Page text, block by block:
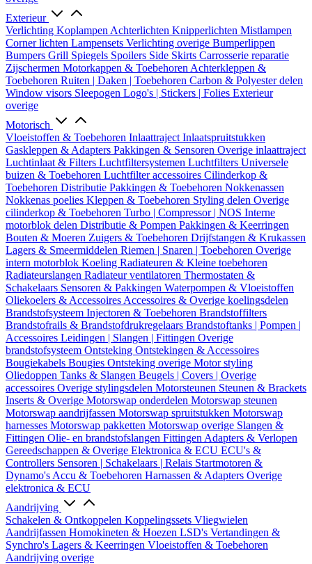
Exterieur
Verlichting Koplampen Achterlichten Knipperlichten Mistlampen
Corner lichten Lampensets Verlichting overige Bumperlippen
Bumpers Grill Spiegels Spoilers Side Skirts Carrosserie reparatie
Zijschermen Motorkappen & Toebehoren Achterkleppen &
Toebehoren Ruiten | Daken | Toebehoren Carbon & Polyester delen
Window visors Sleepogen Logo's | Stickers | Folies Exterieur
overige
Motorisch
Vloeistoffen & Toebehoren Inlaattraject Inlaatspruitstukken
Gaskleppen & Adapters Pakkingen & Sensoren Overige inlaattraject
Luchtinlaat & Filters Luchtfiltersystemen Luchtfilters Universele
buizen & Toebehoren Luchtfilter accessoires Cilinderkop &
Toebehoren Distributie Pakkingen & Toebehoren Nokkenassen
Nokkenas poelies Kleppen & Toebehoren Styling delen Overige
cilinderkop & Toebehoren Turbo | Compressor | NOS Interne
motorblok delen Distributie & Pompen Pakkingen & Keerringen
Bouten & Moeren Zuigers & Toebehoren Drijfstangen & Krukassen
Lagers & Smeermiddelen Riemen | Snaren | Toebehoren Overige
intern motorblok Koeling Radiateuren & Kleine toebehoren
Radiateurslangen Radiateur ventilatoren Thermostaten &
Schakelaars Sensoren & Pakkingen Waterpompen & Vloeistoffen
Oliekoelers & Accessoires Accessoires & Overige koelingsdelen
Brandstofsysteem Injectoren & Toebehoren Brandstoffilters
Brandstofrails & Brandstofdrukregelaars Brandstoftanks | Pompen |
Accessoires Leidingen | Slangen | Fittingen Overige
brandstofsysteem Ontsteking Ontstekingen & Accessoires
Bougiekabels Bougies Ontsteking overige Motor styling
Oliedoppen Tanks & Slangen Beugels | Covers | Overige
accessoires Overige stylingsdelen Motorsteunen Steunen & Brackets
Inserts & Overige Motorswap onderdelen Motorswap steunen
Motorswap aandrijfassen Motorswap spruitstukken Motorswap
harnesses Motorswap pakketten Motorswap overige Slangen &
Fittingen Olie- en brandstofslangen Fittingen Adapters & Verlopen
Gereedschappen & Overige Elektronica & ECU ECU's &
Controllers Sensoren | Schakelaars | Relais Startmotoren &
Dynamo's Accu & Toebehoren Harnassen & Adapters Overige
elektronica & ECU
Aandrijving
Schakelen & Ontkoppelen Koppelingssets Vliegwielen
Aandrijfassen Homokineten & Hoezen LSD's Vertandingen &
Synchro's Lagers & Keerringen Vloeistoffen & Toebehoren
Aandrijving overige